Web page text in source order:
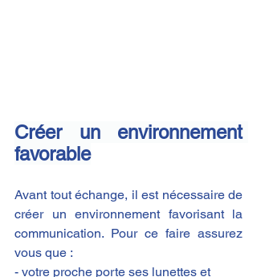
Créer un environnement
favorable
Avant tout échange, il est nécessaire de
créer un environnement favorisant la
communication. Pour ce faire assurez
vous que :
- votre proche porte ses lunettes et